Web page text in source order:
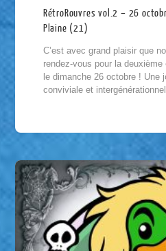
RétroRouvres vol.2 – 26
Plaine (21)
C’est avec grand plaisir que
rendez-vous pour la
le dimanche 26 octobre ! Une
conviviale et